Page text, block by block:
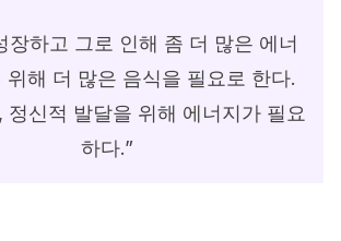
장하고 그로 인해 좀 더 많은 에너
위해 더 많은 음식을 필요로 한다.
정신적 발달을 위해 에너지가 필요
하다.”